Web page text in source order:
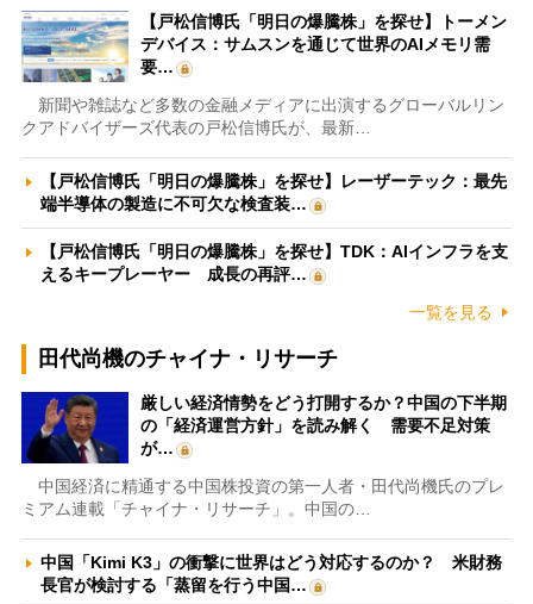
【戸松信博氏「明日の爆騰株」を探せ】トーメン
デバイス：サムスンを通じて世界のAIメモリ需
要…
新聞や雑誌など多数の金融メディアに出演するグローバルリン
クアドバイザーズ代表の戸松信博氏が、最新…
【戸松信博氏「明日の爆騰株」を探せ】レーザーテック：最先
端半導体の製造に不可欠な検査装…
【戸松信博氏「明日の爆騰株」を探せ】TDK：AIインフラを支
えるキープレーヤー 成長の再評…
一覧を見る
田代尚機のチャイナ・リサーチ
厳しい経済情勢をどう打開するか？中国の下半期
の「経済運営方針」を読み解く 需要不足対策
が…
中国経済に精通する中国株投資の第一人者・田代尚機氏のプレ
ミアム連載「チャイナ・リサーチ」。中国の…
中国「Kimi K3」の衝撃に世界はどう対応するのか？ 米財務
長官が検討する「蒸留を行う中国…